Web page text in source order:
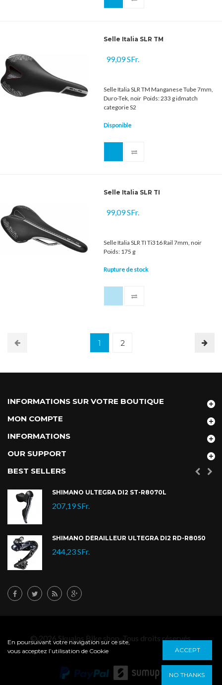
Selle Italia SLR TM
99,09 SFr.
Selle Italia SLR TM Manganese Tube 7mm,
Duro-Tek, noir Poids: 233 g idmatch
categorie S2
Disponible
Selle Italia SLR TI
99,09 SFr.
Selle Italia SLR TI Ti316 Rail 7mm, noir
Poids: 175 g
Rupture de stock
1 2
INFORMATIONS SUR VOTRE BOUTIQUE
MON COMPTE
INFORMATIONS
OUR SUPPORT
BEST SELLERS
SHIMANO ULTEGRA DI2 ST-R8070L
207,19 SFr.
SHIMANO DÉRAILLEUR ULTEGRA DI2 RD-R8050
244,23 SFr.
© 2026 Skualos Bike shop. Tous droits réservés.
En poursuivant votre navigation sur ce site,
vous acceptez l’utilisation de Cookie
ACCEPT
NO THANKS